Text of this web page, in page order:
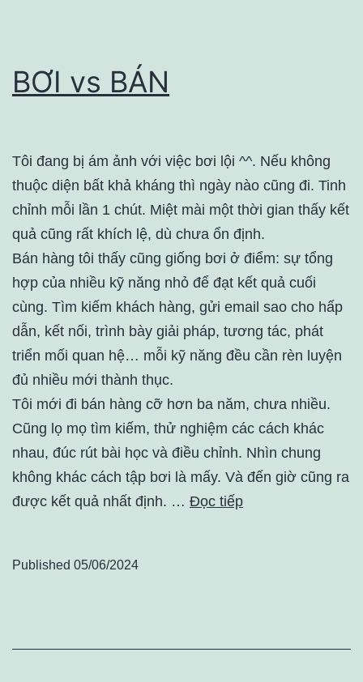
BƠI vs BÁN
Tôi đang bị ám ảnh với việc bơi lội ^^. Nếu không
thuộc diện bất khả kháng thì ngày nào cũng đi. Tinh
chỉnh mỗi lần 1 chút. Miệt mài một thời gian thấy kết
quả cũng rất khích lệ, dù chưa ổn định.
Bán hàng tôi thấy cũng giống bơi ở điểm: sự tổng
hợp của nhiều kỹ năng nhỏ để đạt kết quả cuối
cùng. Tìm kiếm khách hàng, gửi email sao cho hấp
dẫn, kết nối, trình bày giải pháp, tương tác, phát
triển mối quan hệ… mỗi kỹ năng đều cần rèn luyện
đủ nhiều mới thành thục.
Tôi mới đi bán hàng cỡ hơn ba năm, chưa nhiều.
Cũng lọ mọ tìm kiếm, thử nghiệm các cách khác
nhau, đúc rút bài học và điều chỉnh. Nhìn chung
không khác cách tập bơi là mấy. Và đến giờ cũng ra
được kết quả nhất định. … Đọc tiếp
Published 05/06/2024